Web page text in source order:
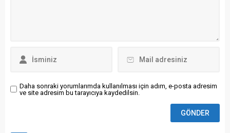
Daha sonraki yorumlarımda kullanılması için adım, e-posta adresim
ve site adresim bu tarayıcıya kaydedilsin.